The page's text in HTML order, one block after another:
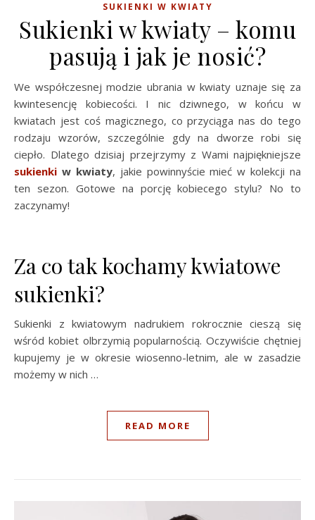
SUKIENKI W KWIATY
Sukienki w kwiaty – komu
pasują i jak je nosić?
We współczesnej modzie ubrania w kwiaty uznaje się za
kwintesencję kobiecości. I nic dziwnego, w końcu w
kwiatach jest coś magicznego, co przyciąga nas do tego
rodzaju wzorów, szczególnie gdy na dworze robi się
ciepło. Dlatego dzisiaj przejrzymy z Wami najpiękniejsze
sukienki w kwiaty, jakie powinnyście mieć w kolekcji na
ten sezon. Gotowe na porcję kobiecego stylu? No to
zaczynamy!
Za co tak kochamy kwiatowe
sukienki?
Sukienki z kwiatowym nadrukiem rokrocznie cieszą się
wśród kobiet olbrzymią popularnością. Oczywiście chętniej
kupujemy je w okresie wiosenno-letnim, ale w zasadzie
możemy w nich …
READ MORE